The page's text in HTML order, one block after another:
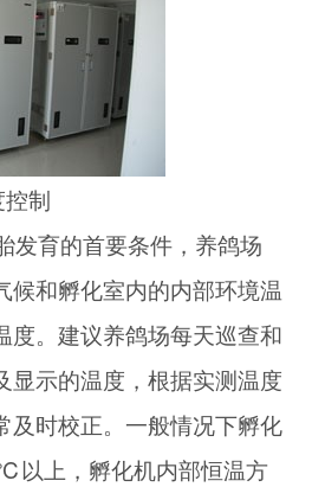
制
育的首要条件，养鸽场
候和孵化室内的内部环境温
度。建议养鸽场每天巡查和
显示的温度，根据实测温度
及时校正。一般情况下孵化
以上，孵化机内部恒温方